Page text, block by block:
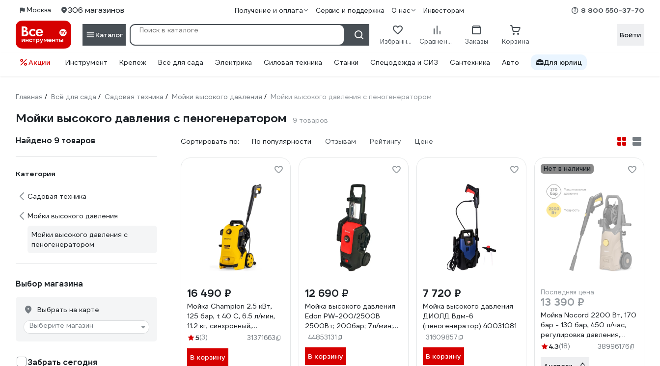
Москва 306 магазинов Получение и оплата Сервис и поддержка О нас Инвесторам 8 800 550-37-70
Каталог
Избранное Сравнение Заказы Корзина
Войти
Акции Инструмент Крепеж Всё для сада Электрика Силовая техника Станки Спецодежда и СИЗ Сантехника Авто Для юрлиц
Главная / Всё для сада / Садовая техника / Мойки высокого давления / Мойки высокого давления с пеногенератором
Мойки высокого давления с пеногенератором 9 товаров
Найдено 9 товаров
Категория
Садовая техника
Мойки высокого давления
Мойки высокого давления с
пеногенератором
Выбор магазина
Выбрать на карте
Выберите магазин
Забрать сегодня
Сортировать по: По популярности Отзывам Рейтингу Цене
16 490 ₽
Мойка Champion 2.5 кВт,
125 бар, t 40 С, 6.5 л/мин,
11.2 кг, синхронный,
пеногенератор HP3250
5(3) 31371663
В корзину
12 690 ₽
Мойка высокого давления
Edon PW-200/2500В
2500Вт; 200бар; 7л/мин;
самовсас, пеногенератор,
катушка 56968
44853131
В корзину
7 720 ₽
Мойка высокого давления
ДИОЛД Вдм-6
(пеногенератор) 40031081
31609857
В корзину
Нет в наличии
Последняя цена
13 390 ₽
Мойка Nocord 2200 Вт, 170
бар - 130 бар, 450 л/час,
регулировка давления,
грязевая фреза,
кабель 5 м, шланг 8 м,
4.3(18) 38996176